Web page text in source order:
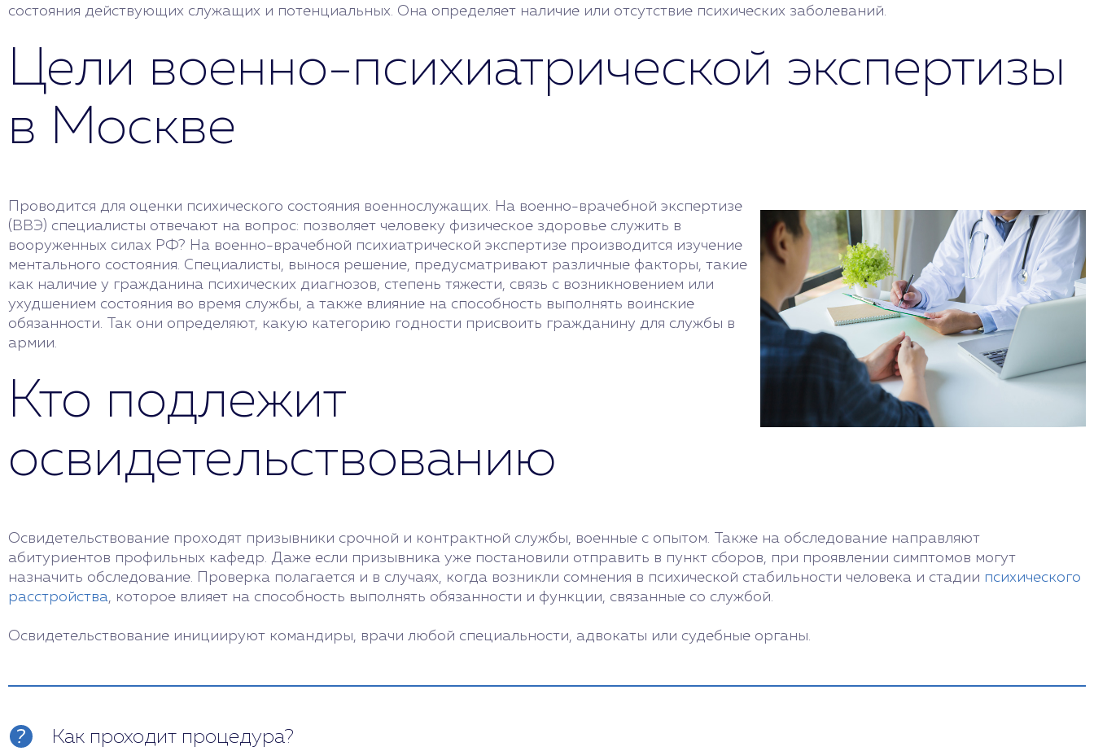
состояния действующих служащих и потенциальных. Она определяет наличие или отсутствие психических заболеваний.
Цели военно-психиатрической экспертизы
в Москве
Проводится для оценки психического состояния военнослужащих. На военно-врачебной экспертизе
(ВВЭ) специалисты отвечают на вопрос: позволяет человеку физическое здоровье служить в
вооруженных силах РФ? На военно-врачебной психиатрической экспертизе производится изучение
ментального состояния. Специалисты, вынося решение, предусматривают различные факторы, такие
как наличие у гражданина психических диагнозов, степень тяжести, связь с возникновением или
ухудшением состояния во время службы, а также влияние на способность выполнять воинские
обязанности. Так они определяют, какую категорию годности присвоить гражданину для службы в
армии.
Кто подлежит
освидетельствованию
Освидетельствование проходят призывники срочной и контрактной службы, военные с опытом. Также на обследование направляют
абитуриентов профильных кафедр. Даже если призывника уже постановили отправить в пункт сборов, при проявлении симптомов могут
назначить обследование. Проверка полагается и в случаях, когда возникли сомнения в психической стабильности человека и стадии психического
расстройства, которое влияет на способность выполнять обязанности и функции, связанные со службой.
Освидетельствование инициируют командиры, врачи любой специальности, адвокаты или судебные органы.
Как проходит процедура?